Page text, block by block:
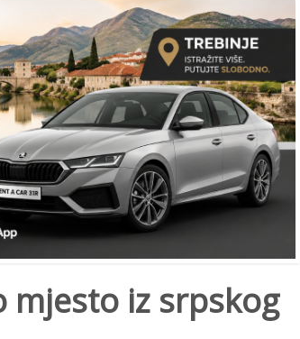
mjesto iz srpskog